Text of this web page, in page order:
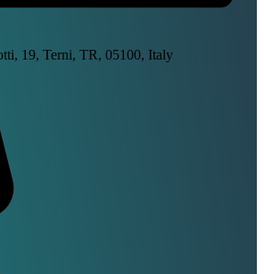
19, Terni, TR, 05100, Italy